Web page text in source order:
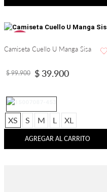
Camiseta Cuello U Manga Sisa
$ 99.900 $ 39.900
XS S M L XL
AGREGAR AL CARRITO